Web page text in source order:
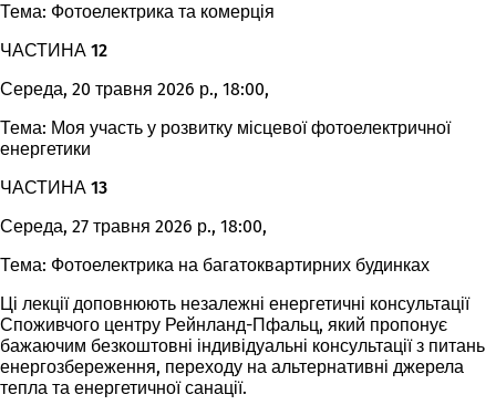
Тема: Фотоелектрика та комерція
ЧАСТИНА 12
Середа, 20 травня 2026 р., 18:00,
Тема: Моя участь у розвитку місцевої фотоелектричної
енергетики
ЧАСТИНА 13
Середа, 27 травня 2026 р., 18:00,
Тема: Фотоелектрика на багатоквартирних будинках
Ці лекції доповнюють незалежні енергетичні консультації
Споживчого центру Рейнланд-Пфальц, який пропонує
бажаючим безкоштовні індивідуальні консультації з питань
енергозбереження, переходу на альтернативні джерела
тепла та енергетичної санації.